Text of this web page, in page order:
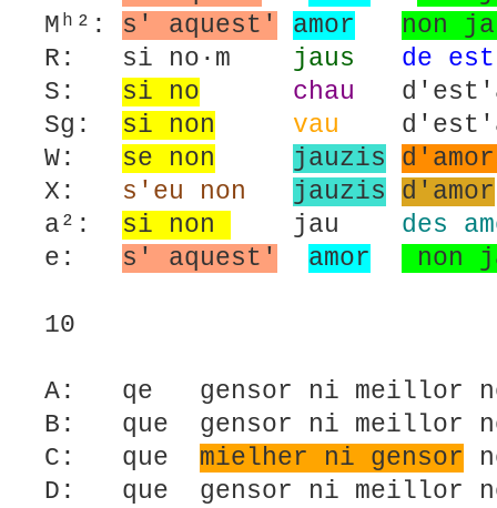
Mʰ²: s' aquest' amor
non
R: si no·m jaus
de
S: si no chau
Sg: si non vau
W: se non jauzis
X: s'eu non jauzis d'amor
a²: si non jau des
e: s' aquest' amor non
10
A: qe gensor ni meillor
B: que gensor ni meillor
C: que mielher ni gensor
D: que gensor ni meillor